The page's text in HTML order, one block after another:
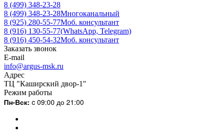
8 (499) 348-23-28
8 (499) 348-23-28Многоканальный
8 (925) 280-55-77Моб. консультант
8 (916) 130-55-77(WhatsApp, Telegram)
8 (916) 450-54-32Моб. консультант
Заказать звонок
E-mail
info@argus-msk.ru
Адрес
ТЦ "Каширский двор-1"
Режим работы
Пн-Вск: c 09:00 до 21:00